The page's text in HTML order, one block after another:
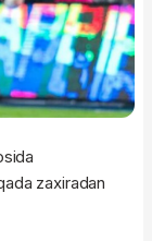
zaxiradan